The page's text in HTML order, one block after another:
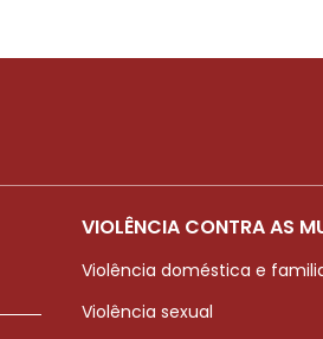
VIOLÊNCIA CONTRA AS
Violência doméstica e
Violência sexual